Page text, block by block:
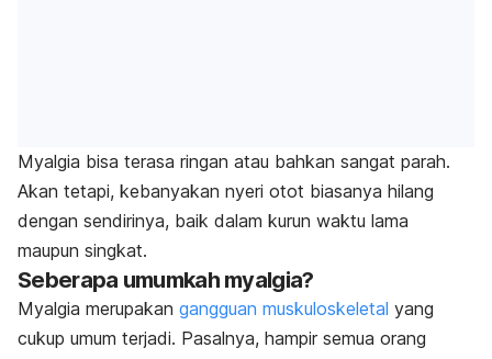
Myalgia bisa terasa ringan atau bahkan sangat parah.
Akan tetapi, kebanyakan nyeri otot biasanya hilang
dengan sendirinya, baik dalam kurun waktu lama
maupun singkat.
Seberapa umumkah myalgia?
Myalgia merupakan gangguan muskuloskeletal yang
cukup umum terjadi. Pasalnya, hampir semua orang